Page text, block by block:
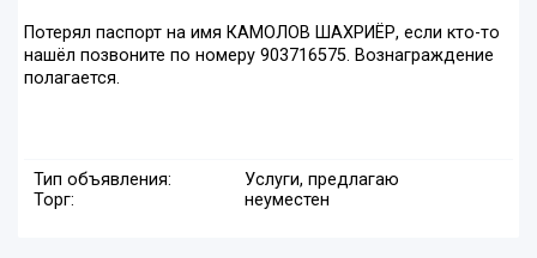
Потерял паспорт на имя КАМОЛОВ ШАХРИЁР, если кто-то
нашёл позвоните по номеру 903716575. Вознаграждение
полагается.
Тип объявления:
Услуги, предлагаю
Торг:
неуместен